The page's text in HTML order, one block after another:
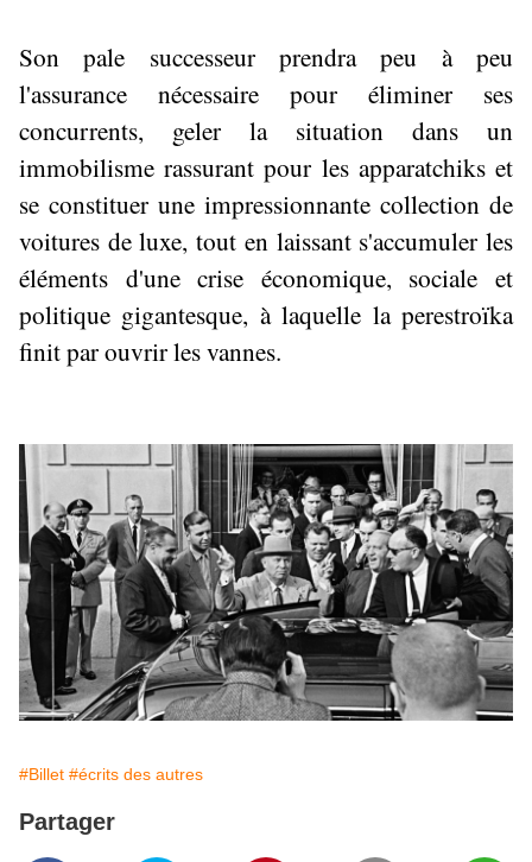
Son pale successeur prendra peu à peu
l'assurance nécessaire pour éliminer ses
concurrents, geler la situation dans un
immobilisme rassurant pour les apparatchiks et
se constituer une impressionnante collection de
voitures de luxe, tout en laissant s'accumuler les
éléments d'une crise économique, sociale et
politique gigantesque, à laquelle la perestroïka
finit par ouvrir les vannes.
#Billet #écrits des autres
Partager